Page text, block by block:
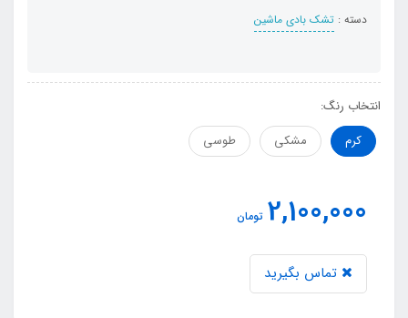
دسته : تشک بادی ماشین
انتخاب رنگ:
کرم
مشکی طوسی
2,100,000 تومان
تماس بگیرید